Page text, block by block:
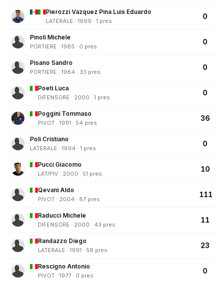
Pierozzi Vazquez Pina Luis Eduardo
LATERALE · 1999 · 1 pres
0
Pinoli Michele
PORTIERE · 1985 · 0 pres
0
Pisano Sandro
PORTIERE · 1984 · 33 pres
0
Poeti Luca
DIFENSORE · 2000 · 1 pres
0
Poggini Tommaso
PIVOT · 1991 · 54 pres
36
Poli Cristiano
LATERALE · 1994 · 1 pres
0
Pucci Giacomo
LAT/PIV · 2000 · 51 pres
10
Qevani Aldo
PIVOT · 2004 · 87 pres
111
Raducci Michele
DIFENSORE · 2000 · 43 pres
11
Randazzo Diego
LATERALE · 1991 · 58 pres
23
Rescigno Antonio
PIVOT · 1977 · 0 pres
0